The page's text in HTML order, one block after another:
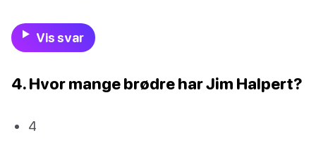
Vis svar
4. Hvor mange brødre har Jim Halpert?
4